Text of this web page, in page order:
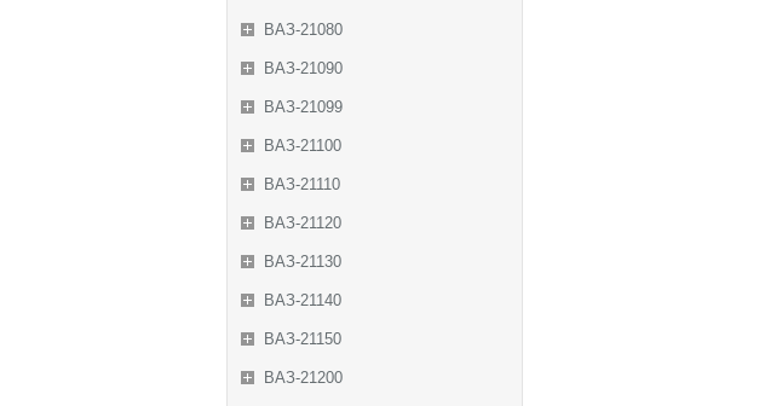
ВАЗ-21080
ВАЗ-21090
ВАЗ-21099
ВАЗ-21100
ВАЗ-21110
ВАЗ-21120
ВАЗ-21130
ВАЗ-21140
ВАЗ-21150
ВАЗ-21200